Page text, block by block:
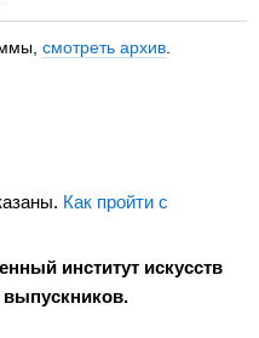
смотреть архив
Как пройти с
институт искусств
выпускников.